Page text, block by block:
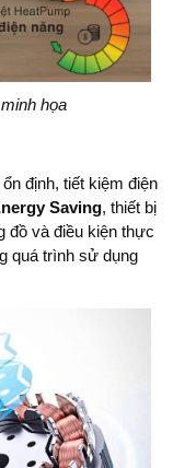
họa
định, tiết kiệm điện
Saving, thiết bị
đồ và điều kiện thực
quá trình sử dụng